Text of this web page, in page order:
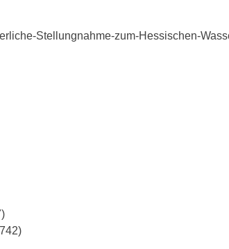
Stellungnahme-zum-Hessischen-